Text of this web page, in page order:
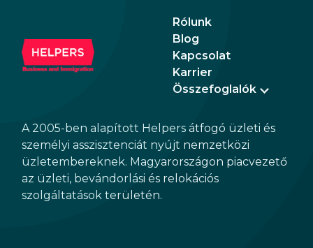
Rólunk
Blog
Kapcsolat
Karrier
Összefoglalók
A 2005-ben alapított Helpers átfogó üzleti és
személyi asszisztenciát nyújt nemzetközi
üzletembereknek. Magyarországon piacvezető
az üzleti, bevándorlási és relokációs
szolgáltatások területén.